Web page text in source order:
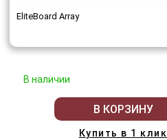
EliteBoard Array
В наличии
В КОРЗИНУ
Купить в 1 клик